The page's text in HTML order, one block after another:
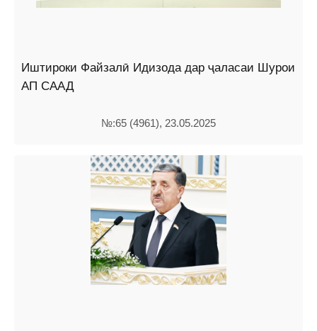
Иштироки Файзалӣ Идизода дар ҷаласаи Шурои
АП СААД
№:65 (4961), 23.05.2025